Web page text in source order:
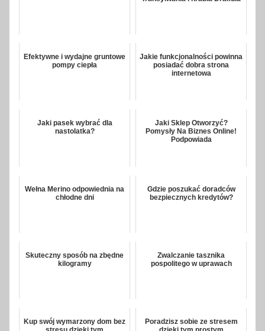
Efektywne i wydajne gruntowe
pompy ciepła
Jakie funkcjonalności powinna
posiadać dobra strona
internetowa
Jaki pasek wybrać dla
nastolatka?
Jaki Sklep Otworzyć?
Pomysły Na Biznes Online!
Podpowiada
Wełna Merino odpowiednia na
chłodne dni
Gdzie poszukać doradców
bezpiecznych kredytów?
Skuteczny sposób na zbędne
kilogramy
Zwalczanie tasznika
pospolitego w uprawach
Kup swój wymarzony dom bez
Poradzisz sobie ze stresem